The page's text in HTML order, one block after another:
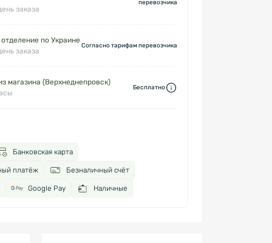
заказа
перевозчика
по Украине
заказа
Согласно тарифам перевозчика
магазина (Верхнеднепровск)
Бесплатно
Банковская карта
платёж Безналичный счёт
Google Pay Наличные